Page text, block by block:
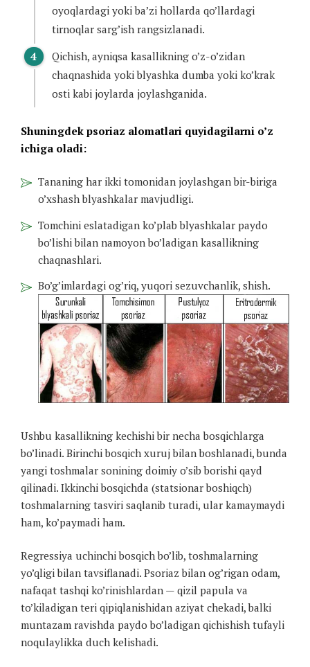
oyoqlardagi yoki ba’zi hollarda qo’llardagi
tirnoqlar sarg’ish rangsizlanadi.
Qichish, ayniqsa kasallikning o’z-o’zidan
chaqnashida yoki blyashka dumba yoki ko’krak
osti kabi joylarda joylashganida.
Shuningdek psoriaz alomatlari quyidagilarni o’z
ichiga oladi:
Tananing har ikki tomonidan joylashgan bir-biriga
o’xshash blyashkalar mavjudligi.
Tomchini eslatadigan ko’plab blyashkalar paydo
bo’lishi bilan namoyon bo’ladigan kasallikning
chaqnashlari.
Bo’g’imlardagi og’riq, yuqori sezuvchanlik, shish.
Ushbu kasallikning kechishi bir necha bosqichlarga
bo’linadi. Birinchi bosqich xuruj bilan boshlanadi, bunda
yangi toshmalar sonining doimiy o’sib borishi qayd
qilinadi. Ikkinchi bosqichda (statsionar boshiqch)
toshmalarning tasviri saqlanib turadi, ular kamaymaydi
ham, ko’paymadi ham.
Regressiya uchinchi bosqich bo’lib, toshmalarning
yo’qligi bilan tavsiflanadi. Psoriaz bilan og’rigan odam,
nafaqat tashqi ko’rinishlardan — qizil papula va
to’kiladigan teri qipiqlanishidan aziyat chekadi, balki
muntazam ravishda paydo bo’ladigan qichishish tufayli
noqulaylikka duch kelishadi.